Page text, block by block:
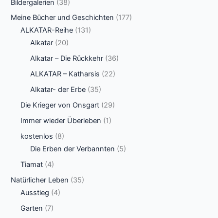
Bildergalerien (38)
Meine Bücher und Geschichten (177)
ALKATAR-Reihe (131)
Alkatar (20)
Alkatar – Die Rückkehr (36)
ALKATAR – Katharsis (22)
Alkatar- der Erbe (35)
Die Krieger von Onsgart (29)
Immer wieder Überleben (1)
kostenlos (8)
Die Erben der Verbannten (5)
Tiamat (4)
Natürlicher Leben (35)
Ausstieg (4)
Garten (7)